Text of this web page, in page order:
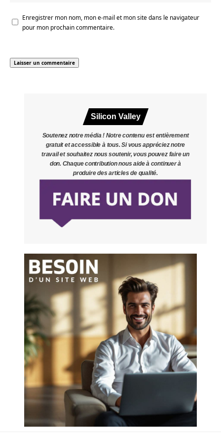
Enregistrer mon nom, mon e-mail et mon site dans le navigateur
pour mon prochain commentaire.
Silicon Valley
Soutenez notre média ! Notre contenu est entièrement
gratuit et accessible à tous. Si vous appréciez notre
travail et souhaitez nous soutenir, vous pouvez faire un
don. Chaque contribution nous aide à continuer à
produire des articles de qualité.